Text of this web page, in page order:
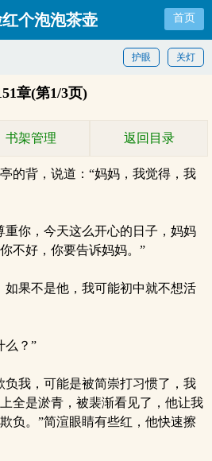
个泡泡茶壶 首页
关灯
护眼
章(第1/3页)
书架管理 返回目录
的背，说道：“妈妈，我觉得，我
你，今天这么开心的日子，妈妈
不好，你要告诉妈妈。”
果不是他，我可能初中就不想活
么？”
我，可能是被简崇打习惯了，我
全是淤青，被裴渐看见了，他让我
负。”简渲眼睛有些红，他快速擦